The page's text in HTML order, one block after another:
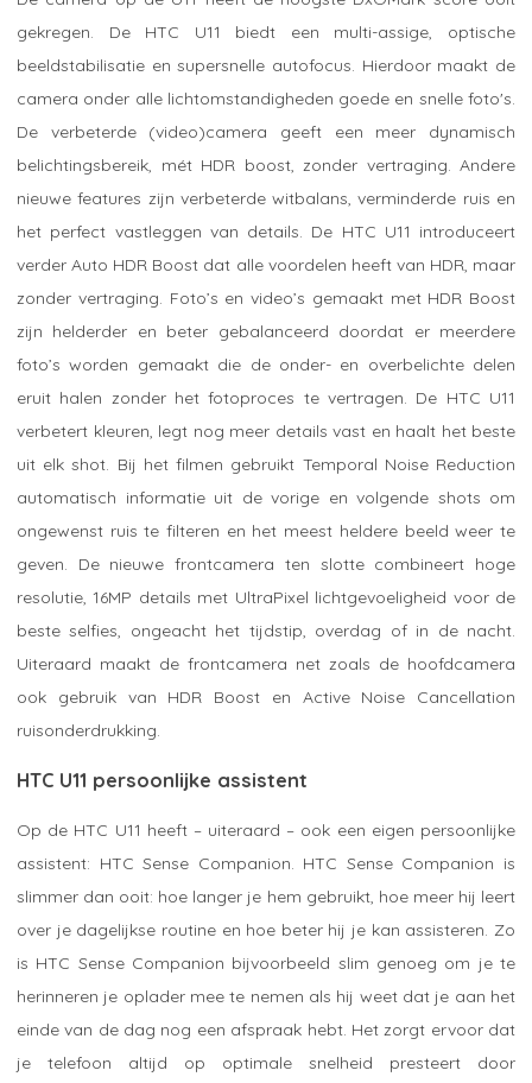
gekregen. De HTC U11 biedt een multi-assige, optische
beeldstabilisatie en supersnelle autofocus. Hierdoor maakt de
camera onder alle lichtomstandigheden goede en snelle foto's.
De verbeterde (video)camera geeft een meer dynamisch
belichtingsbereik, mét HDR boost, zonder vertraging. Andere
nieuwe features zijn verbeterde witbalans, verminderde ruis en
het perfect vastleggen van details. De HTC U11 introduceert
verder Auto HDR Boost dat alle voordelen heeft van HDR, maar
zonder vertraging. Foto’s en video’s gemaakt met HDR Boost
zijn helderder en beter gebalanceerd doordat er meerdere
foto’s worden gemaakt die de onder- en overbelichte delen
eruit halen zonder het fotoproces te vertragen. De HTC U11
verbetert kleuren, legt nog meer details vast en haalt het beste
uit elk shot. Bij het filmen gebruikt Temporal Noise Reduction
automatisch informatie uit de vorige en volgende shots om
ongewenst ruis te filteren en het meest heldere beeld weer te
geven. De nieuwe frontcamera ten slotte combineert hoge
resolutie, 16MP details met UltraPixel lichtgevoeligheid voor de
beste selfies, ongeacht het tijdstip, overdag of in de nacht.
Uiteraard maakt de frontcamera net zoals de hoofdcamera
ook gebruik van HDR Boost en Active Noise Cancellation
ruisonderdrukking.
HTC U11 persoonlijke assistent
Op de HTC U11 heeft – uiteraard – ook een eigen persoonlijke
assistent: HTC Sense Companion. HTC Sense Companion is
slimmer dan ooit: hoe langer je hem gebruikt, hoe meer hij leert
over je dagelijkse routine en hoe beter hij je kan assisteren. Zo
is HTC Sense Companion bijvoorbeeld slim genoeg om je te
herinneren je oplader mee te nemen als hij weet dat je aan het
einde van de dag nog een afspraak hebt. Het zorgt ervoor dat
je telefoon altijd op optimale snelheid presteert door